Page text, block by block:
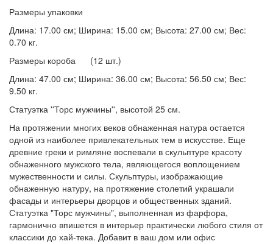
Размеры упаковки
Длина: 17.00 см; Ширина: 15.00 см; Высота: 27.00 см; Вес:
0.70 кг.
Размеры короба (12 шт.)
Длина: 47.00 см; Ширина: 36.00 см; Высота: 56.50 см; Вес:
9.50 кг.
Статуэтка ''Торс мужчины'', высотой 25 см.
На протяжении многих веков обнаженная натура остается
одной из наиболее привлекательных тем в искусстве. Еще
древние греки и римляне воспевали в скульптуре красоту
обнаженного мужского тела, являющегося воплощением
мужественности и силы. Скульптуры, изображающие
обнаженную натуру, на протяжение столетий украшали
фасады и интерьеры дворцов и общественных зданий.
Статуэтка "Торс мужчины", выполненная из фарфора,
гармонично впишется в интерьер практически любого стиля от
классики до хай-тека. Добавит в ваш дом или офис